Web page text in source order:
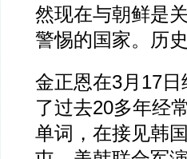
然现在与朝鲜是
警惕的国家。历
金正恩在3月17
了过去20多年经
单词，在接见韩